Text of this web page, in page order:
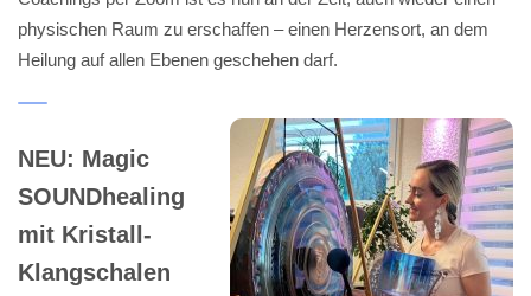
physischen Raum zu erschaffen – einen Herzensort, an dem
Heilung auf allen Ebenen geschehen darf.
NEU: Magic
SOUNDhealing
mit Kristall-
Klangschalen